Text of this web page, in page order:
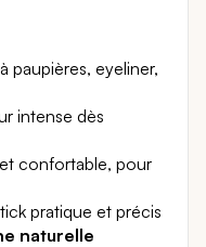
paupières, eyeliner,
intense dès
confortable, pour
pratique et précis
naturelle